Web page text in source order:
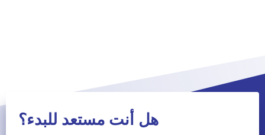
هل أنت مستعد للبدء؟